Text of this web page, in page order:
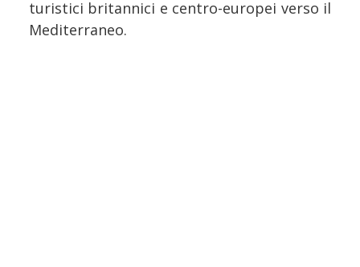
turistici britannici e centro-europei verso il
Mediterraneo.